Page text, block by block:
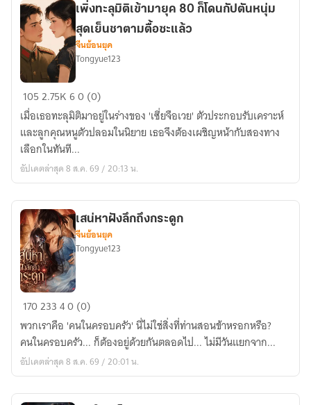
คู่
กาย
พา
ทั้ง
บ้าน
พลิก
ฟื้น
เพิ่ง
ทะลุ
มิติ
เข้า
มา
ยุค
ก็
โดน
กัปตัน
หนุ่ม
สุด
เย็น
ชา
ตาม
ตื้อ
ซะ
แล้ว
เพิ่งทะลุมิติเข้ามายุค 80 ก็โดนกัปตันหนุ่ม
สุดเย็นชาตามตื้อซะแล้ว
จีนย้อนยุค
Tongyue123
1052.75K60 (0)
เมื่อเธอทะลุมิติมาอยู่ในร่างของ 'เซี่ยจือเวย' ตัวประกอบรับเคราะห์
และลูกคุณหนูตัวปลอมในนิยาย เธอจึงต้องเผชิญหน้ากับสองทาง
เลือกในทันที...
อัปเดตล่าสุด 8 ส.ค. 69 / 20:13 น.
เสน่หา
ลึก
ถึง
กระดูก
เสน่หาฝังลึกถึงกระดูก
จีนย้อนยุค
Tongyue123
17023340 (0)
พวกเราคือ 'คนในครอบครัว' นี่ไม่ใช่สิ่งที่ท่านสอนข้าหรอกหรือ?
คนในครอบครัว... ก็ต้องอยู่ด้วยกันตลอดไป... ไม่มีวันแยกจาก...
อัปเดตล่าสุด 8 ส.ค. 69 / 20:01 น.